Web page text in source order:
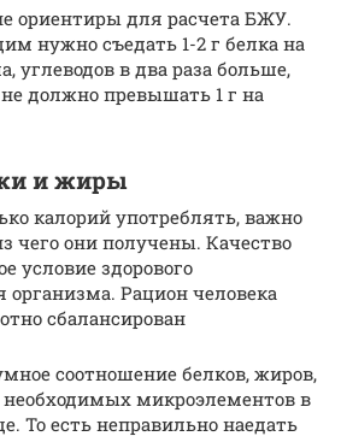
ориентиры для расчета БЖУ.
нужно съедать 1-2 г белка на
углеводов в два раза больше,
должно превышать 1 г на
и жиры
калорий употреблять, важно
чего они получены. Качество
условие здорового
Рацион человека
сбалансирован
соотношение белков, жиров,
необходимых микроэлементов в
То есть неправильно наедать